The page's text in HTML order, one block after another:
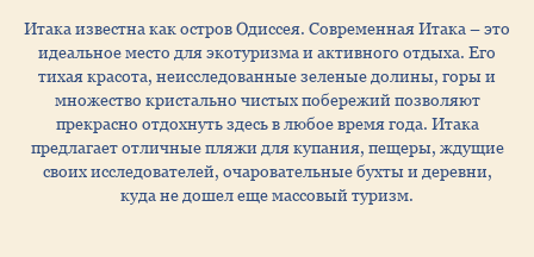
Итака известна как остров Одиссея. Современная Итака – это
идеальное место для экотуризма и активного отдыха. Его
тихая красота, неисследованные зеленые долины, горы и
множество кристально чистых побережий позволяют
прекрасно отдохнуть здесь в любое время года. Итака
предлагает отличные пляжи для купания, пещеры, ждущие
своих исследователей, очаровательные бухты и деревни,
куда не дошел еще массовый туризм.